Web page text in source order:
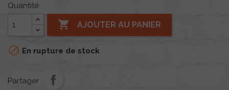
Quantité
 AJOUTER AU PANIER
 En rupture de stock
Partager